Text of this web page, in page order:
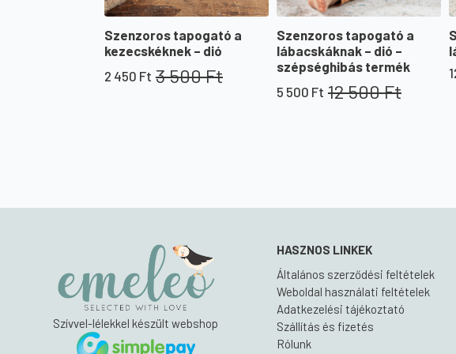
Szenzoros tapogató a
kezecskéknek – dió
3 500Ft
Original
2 450 Ft
Current
Szenzoros tapogató a
lábacskáknak – dió –
szépséghibás termék
12 500Ft
Original
5 500 Ft
Current
Szívvel-lélekkel készült webshop
HASZNOS LINKEK
Általános szerződési feltételek
Weboldal használati feltételek
Adatkezelési tájékoztató
Szállítás és fizetés
Rólunk